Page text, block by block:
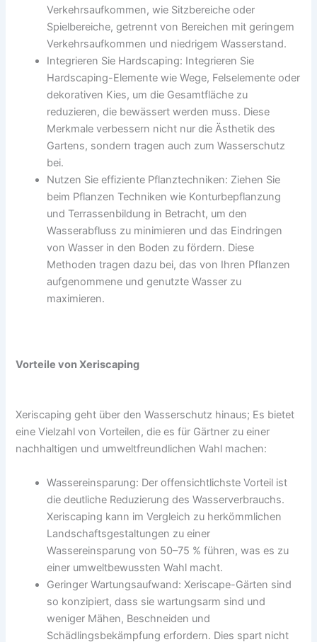
Verkehrsaufkommen, wie Sitzbereiche oder
Spielbereiche, getrennt von Bereichen mit geringem
Verkehrsaufkommen und niedrigem Wasserstand.
Integrieren Sie Hardscaping: Integrieren Sie
Hardscaping-Elemente wie Wege, Felselemente oder
dekorativen Kies, um die Gesamtfläche zu
reduzieren, die bewässert werden muss. Diese
Merkmale verbessern nicht nur die Ästhetik des
Gartens, sondern tragen auch zum Wasserschutz
bei.
Nutzen Sie effiziente Pflanztechniken: Ziehen Sie
beim Pflanzen Techniken wie Konturbepflanzung
und Terrassenbildung in Betracht, um den
Wasserabfluss zu minimieren und das Eindringen
von Wasser in den Boden zu fördern. Diese
Methoden tragen dazu bei, das von Ihren Pflanzen
aufgenommene und genutzte Wasser zu
maximieren.
Vorteile von Xeriscaping
Xeriscaping geht über den Wasserschutz hinaus; Es bietet
eine Vielzahl von Vorteilen, die es für Gärtner zu einer
nachhaltigen und umweltfreundlichen Wahl machen:
Wassereinsparung: Der offensichtlichste Vorteil ist
die deutliche Reduzierung des Wasserverbrauchs.
Xeriscaping kann im Vergleich zu herkömmlichen
Landschaftsgestaltungen zu einer
Wassereinsparung von 50–75 % führen, was es zu
einer umweltbewussten Wahl macht.
Geringer Wartungsaufwand: Xeriscape-Gärten sind
so konzipiert, dass sie wartungsarm sind und
weniger Mähen, Beschneiden und
Schädlingsbekämpfung erfordern. Dies spart nicht